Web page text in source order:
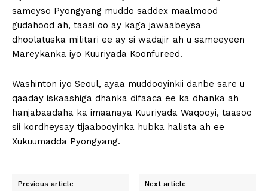
sameyso Pyongyang muddo saddex maalmood
gudahood ah, taasi oo ay kaga jawaabeysa
dhoolatuska militari ee ay si wadajir ah u sameeyeen
Mareykanka iyo Kuuriyada Koonfureed.
Washinton iyo Seoul, ayaa muddooyinkii danbe sare u
qaaday iskaashiga dhanka difaaca ee ka dhanka ah
hanjabaadaha ka imaanaya Kuuriyada Waqooyi, taasoo
sii kordheysay tijaabooyinka hubka halista ah ee
Xukuumadda Pyongyang.
Previous article Next article